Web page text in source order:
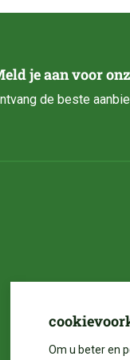
je aan voor
de beste
Om u beter en